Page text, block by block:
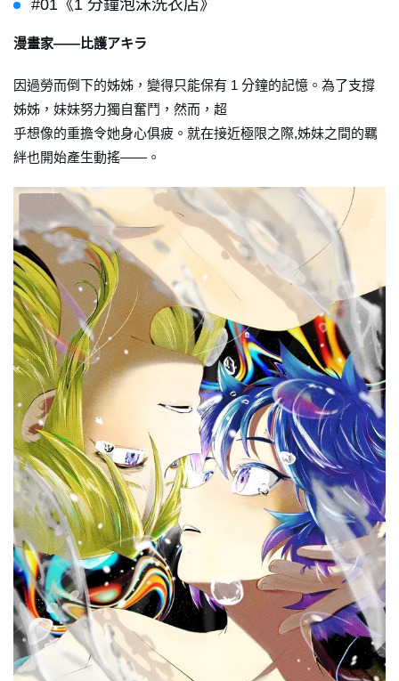
#01《1 分鐘泡沫洗衣店》
漫畫家——比護アキラ
因過勞而倒下的姊姊，變得只能保有 1 分鐘的記憶。為了支撐
姊姊，妹妹努力獨自奮鬥，然而，超
乎想像的重擔令她身心俱疲。就在接近極限之際,姊妹之間的羈
絆也開始產生動搖——。